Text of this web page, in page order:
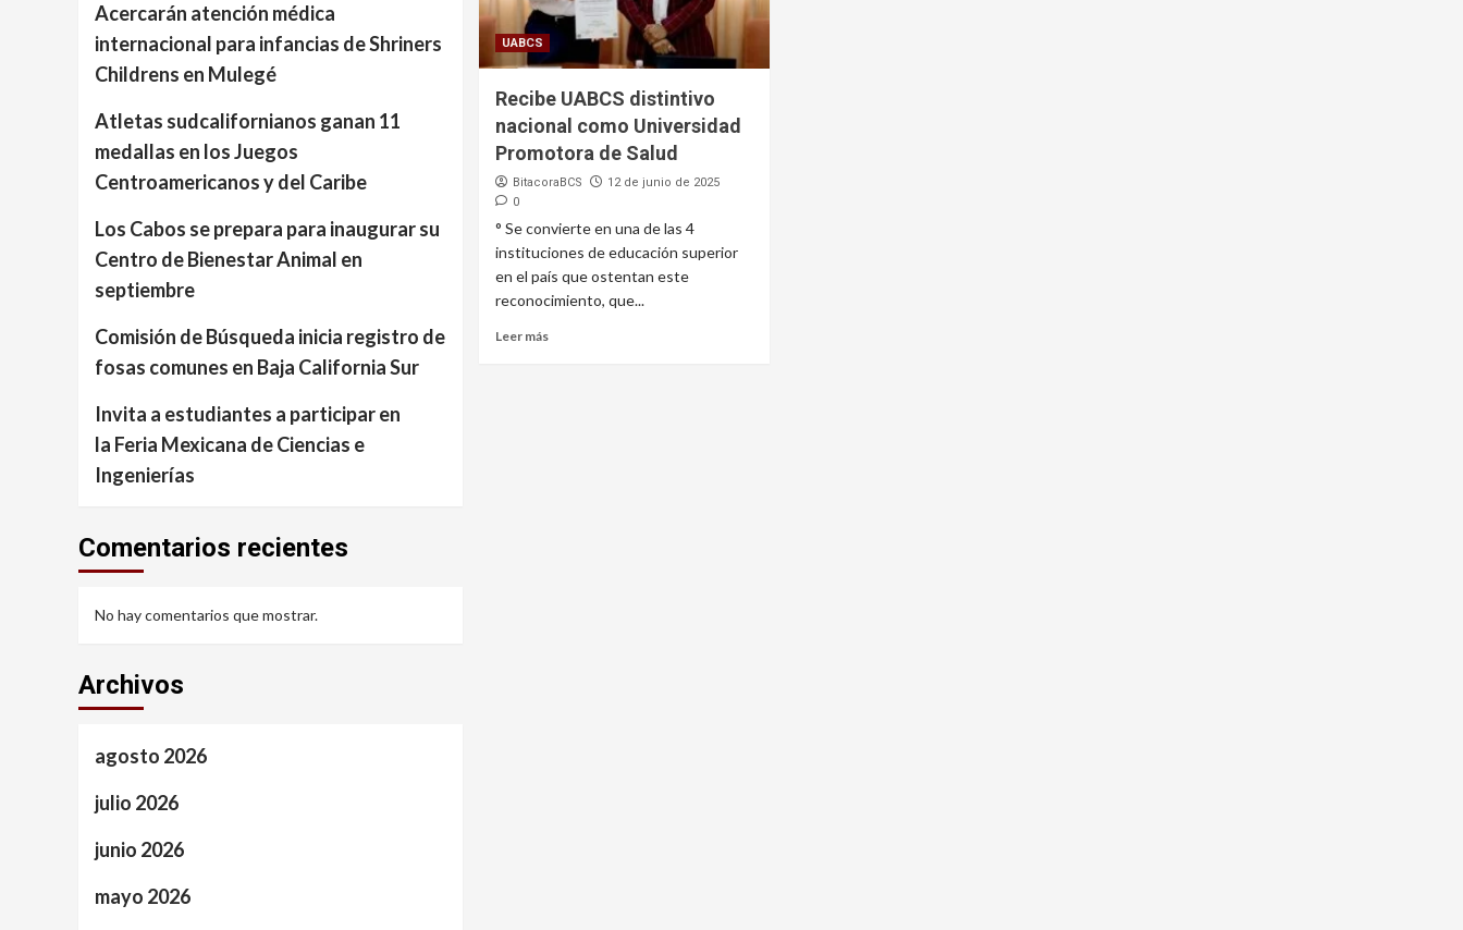
UABCS
Recibe UABCS distintivo
nacional como Universidad
Promotora de Salud
BitacoraBCS
12 de junio de 2025
0
° Se convierte en una de las 4
instituciones de educación superior
en el país que ostentan este
reconocimiento, que...
Leer más
Acercarán atención médica
internacional para infancias de Shriners
Childrens en Mulegé
Atletas sudcalifornianos ganan 11
medallas en los Juegos
Centroamericanos y del Caribe
Los Cabos se prepara para inaugurar su
Centro de Bienestar Animal en
septiembre
Comisión de Búsqueda inicia registro de
fosas comunes en Baja California Sur
Invita a estudiantes a participar en
la Feria Mexicana de Ciencias e
Ingenierías
Comentarios recientes
No hay comentarios que mostrar.
Archivos
agosto 2026
julio 2026
junio 2026
mayo 2026